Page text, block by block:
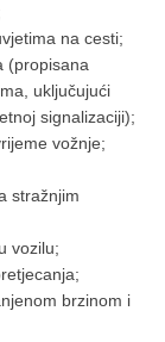
na cesti;
(propisana
uključujući
signalizaciji);
vožnje;
stražnjim
vozilu;
brzinom i